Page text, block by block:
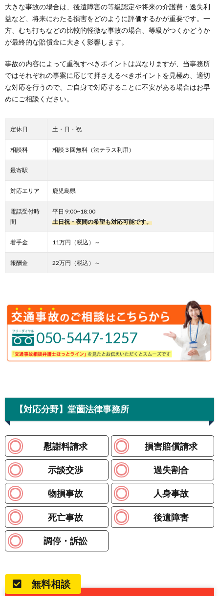
大きな事故の場合は、後遺障害の等級認定や将来の介護費・逸失利
益など、将来にわたる損害をどのように評価するかが重要です。一
方、むち打ちなどの比較的軽微な事故の場合、等級がつくかどうか
が最終的な賠償金に大きく影響します。
事故の内容によって重視すべきポイントは異なりますが、当事務所
ではそれぞれの事案に応じて押さえるべきポイントを見極め、適切
な対応を行うので、ご自身で対応することに不安がある場合はお早
めにご相談ください。
定休日 土・日・祝
相談料 相談３回無料（法テラス利用）
最寄駅
対応エリア 鹿児島県
電話受付時
間
平日 9:00~18:00
土日祝・夜間の希望も対応可能です。
着手金 11万円（税込）～
報酬金 22万円（税込）～
050-5447-1257
【対応分野】堂薗法律事務所
慰謝料請求 損害賠償請求
示談交渉 過失割合
物損事故 人身事故
死亡事故 後遺障害
調停・訴訟
無料相談